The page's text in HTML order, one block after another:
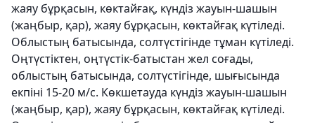
жаяу бұрқасын, көктайғақ, күндіз жауын-шашын
(жаңбыр, қар), жаяу бұрқасын, көктайғақ күтіледі.
Облыстың батысында, солтүстігінде тұман күтіледі.
Оңтүстіктен, оңтүстік-батыстан жел соғады,
облыстың батысында, солтүстігінде, шығысында
екпіні 15-20 м/с. Көкшетауда күндіз жауын-шашын
(жаңбыр, қар), жаяу бұрқасын, көктайғақ күтіледі.